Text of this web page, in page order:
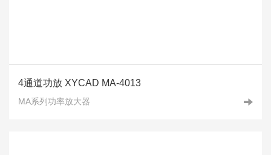
4通道功放 XYCAD MA-4013
MA系列功率放大器